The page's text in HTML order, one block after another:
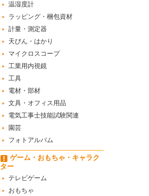
温湿度計
ラッピング・梱包資材
計量・測定器
天びん・はかり
マイクロスコープ
工業用内視鏡
工具
電材・部材
文具・オフィス用品
電気工事士技能試験関連
園芸
フォトアルバム
ゲーム・おもちゃ・キャラク
ター
テレビゲーム
おもちゃ